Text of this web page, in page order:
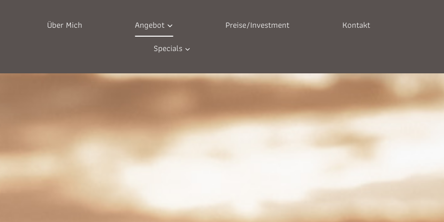
Über Mich Angebot Preise/Investment
Kontakt
Specials